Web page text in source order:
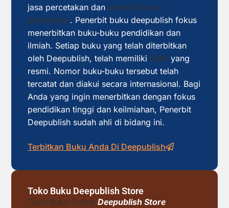
jasa percetakan dan penerbit buku
pendidikan. Penerbit buku deepublish fokus
menerbitkan buku-buku pendidikan dan
ilmiah. Setiap buku yang telah diterbitkan
oleh Deepublish, telah memiliki ISBN yang
resmi. Nomor buku-buku tersebut telah
tercatat dan diakui secara internasional. Bagi
Anda yang ingin menerbitkan dengan fokus
pendidikan tinggi dan keilmiahan, Penerbit
Deepublish sudah ahli di bidang ini.
Terbitkan Buku Anda Di Deepublish
Toko Buku Deepublish Store
Toko Buku Online Deepublish Store